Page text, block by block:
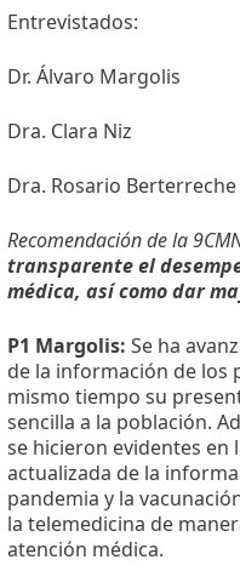
Entrevistados:
Dr. Álvaro Margolis
Dra. Clara Niz
Dra. Rosario Berterreche
Recomendación de la
transparente el
médica, así como dar
P1 Margolis: Se ha
de la información de los
mismo tiempo su
sencilla a la población.
se hicieron evidentes en
actualizada de la
pandemia y la
la telemedicina de
atención médica.